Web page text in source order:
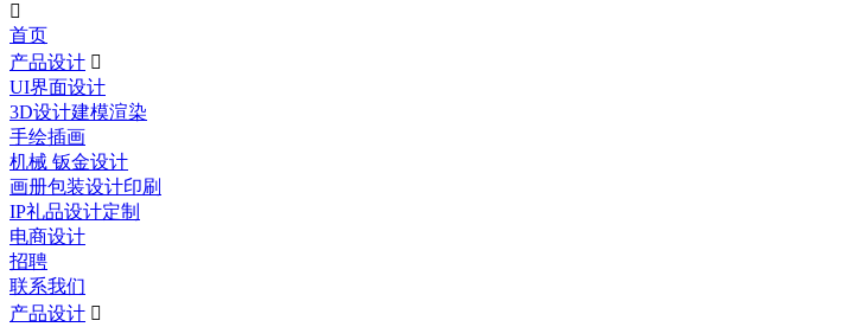

首页
产品设计 
UI界面设计
3D设计建模渲染
手绘插画
机械 钣金设计
画册包装设计印刷
IP礼品设计定制
电商设计
招聘
联系我们
产品设计 